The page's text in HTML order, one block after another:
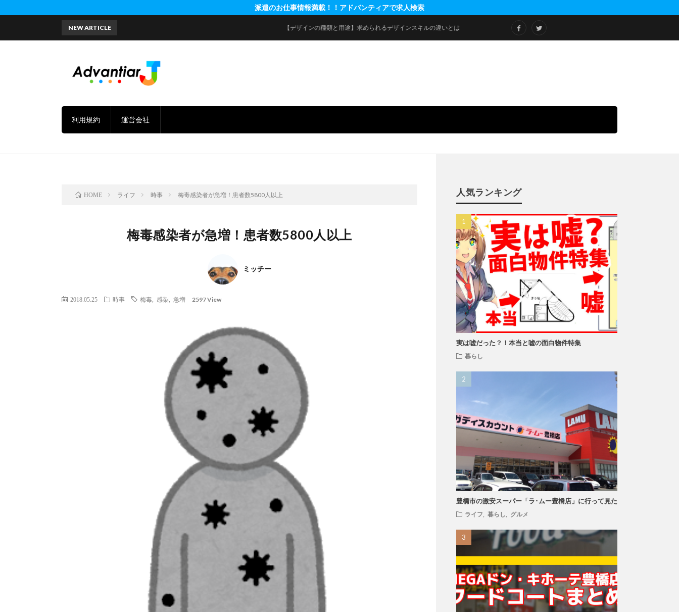
派遣のお仕事情報満載！！アドバンティアで求人検索
利用規約 運営会社
NEW ARTICLE 【デザインの種類と用途】求められるデザインスキルの違いとは
HOME ライフ 時事 梅毒感染者が急増！患者数5800人以上
梅毒感染者が急増！患者数5800人以上
ミッチー
2018.05.25 時事 梅毒 感染 急増 2597 View
人気ランキング
実は嘘だった？！本当と嘘の面白物件特集
暮らし
豊橋市の激安スーパー「ラ･ムー豊橋店」に行って見た
ライフ 暮らし グルメ